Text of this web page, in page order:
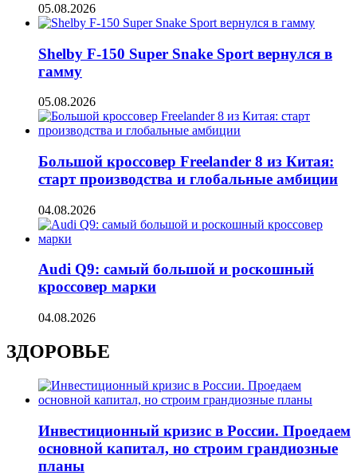
05.08.2026
Shelby F-150 Super Snake Sport вернулся в
гамму
05.08.2026
Большой кроссовер Freelander 8 из Китая:
старт производства и глобальные амбиции
04.08.2026
Audi Q9: самый большой и роскошный
кроссовер марки
04.08.2026
ЗДОРОВЬЕ
Инвестиционный кризис в России. Проедаем
основной капитал, но строим грандиозные
планы